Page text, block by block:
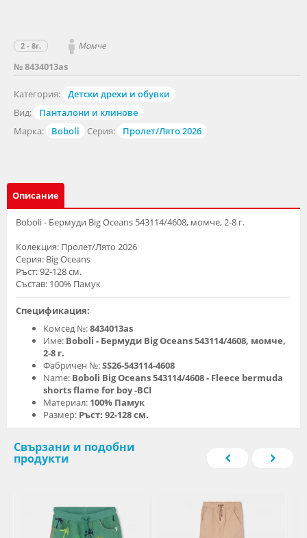
№ 8434013as
Категория:
Детски дрехи и обувки
Вид:
Панталони и клинове
Марка:
Boboli Серия: Пролет/Лято 2026
2 - 8г. Момче
Описание
Boboli - Бермуди Big Oceans 543114/4608, момче, 2-8 г.
Колекция: Пролет/Лято 2026
Серия: Big Oceans
Ръст: 92-128 см.
Състав: 100% Памук
Спецификация:
Комсед №:8434013as
Име: Boboli - Бермуди Big Oceans 543114/4608, момче,
2-8 г.
Фабричен №:SS26-543114-4608
Name: Boboli Big Oceans 543114/4608 - Fleece bermuda
shorts flame for boy -BCI
Материал: 100% Памук
Размер: Ръст: 92-128 см.
Свързани и подобни
продукти